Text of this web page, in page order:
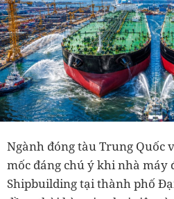
Ngành đóng tàu Trung Quốc
mốc đáng chú ý khi nhà máy
Shipbuilding tại thành phố